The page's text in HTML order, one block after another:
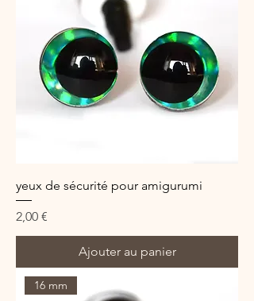
yeux de sécurité pour amigurumi
Prix
2,00 €
Ajouter au panier
16 mm